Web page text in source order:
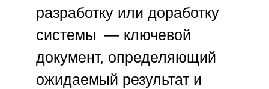
разработку или доработку
системы — ключевой
документ, определяющий
ожидаемый результат и